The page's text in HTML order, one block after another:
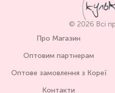
© 2026 Всі
Про Магазин
Оптовим партнерам
Оптове замовлення з Кореї
Контакти